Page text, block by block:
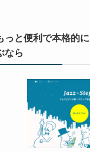
っと便利で本格的
なら